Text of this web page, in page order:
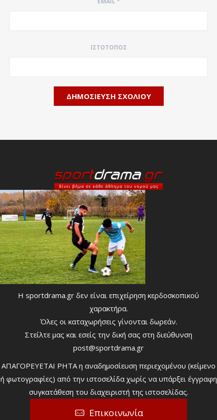
ΙΣΤΌΤΟΠΟΣ
Η sportdrama.gr δεν είναι επιχείρηση κερδοσκοπικού
χαρακτήρα.
Όλες οι καταχωρήσεις γίνονται δωρεάν.
Στείλτε μας και εσείς την δική σας στη διεύθυνση
post@sportdrama.gr
ΑΠΑΓΟΡΕΥΕΤΑΙ ΡΗΤΑ η αναδημοσίευση περιεχομένου (κείμενο
ή φωτογραφίες) από την ιστοσελίδα χωρίς να υπάρξει έγγραφη
συγκατάθεση του διαχειριστή της ιστοσελίδας.
Επικοινωνία